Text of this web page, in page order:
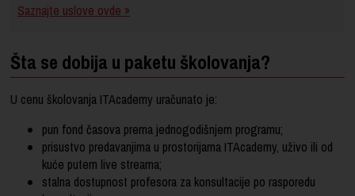
Saznajte uslove ovde »
Šta se dobija u paketu školovanja?
U cenu školovanja ITAcademy uračunato je:
pun fond časova prema jednogodišnjem programu;
prisustvo predavanjima u prostorijama ITAcademy, uživo ili od
kuće putem live streama;
stalna dostupnost profesora za konsultacije po rasporedu